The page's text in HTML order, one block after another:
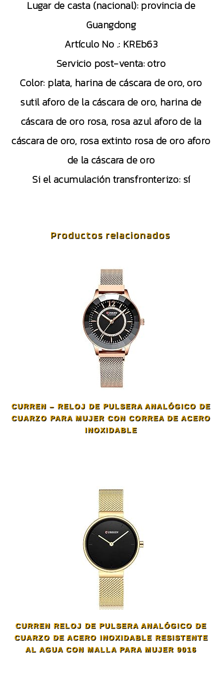
Lugar de casta (nacional): provincia de
Guangdong
Artículo No .: KREb63
Servicio post-venta: otro
Color: plata, harina de cáscara de oro, oro
sutil aforo de la cáscara de oro, harina de
cáscara de oro rosa, rosa azul aforo de la
cáscara de oro, rosa extinto rosa de oro aforo
de la cáscara de oro
Si el acumulación transfronterizo: sí
Productos relacionados
CURREN – RELOJ DE PULSERA ANALÓGICO DE
CUARZO PARA MUJER CON CORREA DE ACERO
INOXIDABLE
CURREN RELOJ DE PULSERA ANALÓGICO DE
CUARZO DE ACERO INOXIDABLE RESISTENTE
AL AGUA CON MALLA PARA MUJER 9016